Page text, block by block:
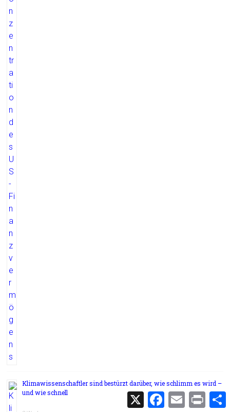
Klimawissenschaftler sind bestürzt darüber, wie schlimm es wird –
und wie schnell
X
F
E
m
P